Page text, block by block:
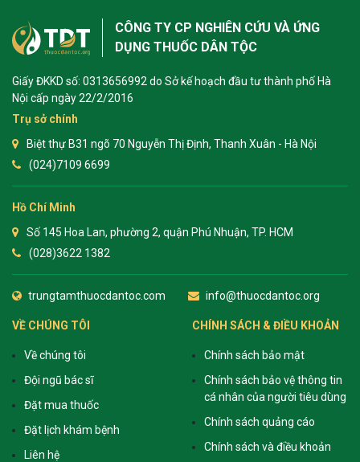
CÔNG TY CP NGHIÊN CỨU VÀ ỨNG
DỤNG THUỐC DÂN TỘC
Giấy ĐKKD số: 0313656992 do Sở kế hoạch đầu tư thành phố Hà
Nội cấp ngày 22/2/2016
Trụ sở chính
Biệt thự B31 ngõ 70 Nguyễn Thị Định, Thanh Xuân - Hà Nội
(024)7109 6699
Hồ Chí Minh
Số 145 Hoa Lan, phường 2, quận Phú Nhuận, TP. HCM
(028)3622 1382
trungtamthuocdantoc.com info@thuocdantoc.org
VỀ CHÚNG TÔI
Về chúng tôi
Đội ngũ bác sĩ
Đặt mua thuốc
Đặt lịch khám bệnh
Liên hệ
CHÍNH SÁCH & ĐIỀU KHOẢN
Chính sách bảo mật
Chính sách bảo vệ thông tin
cá nhân của người tiêu dùng
Chính sách quảng cáo
Chính sách và điều khoản